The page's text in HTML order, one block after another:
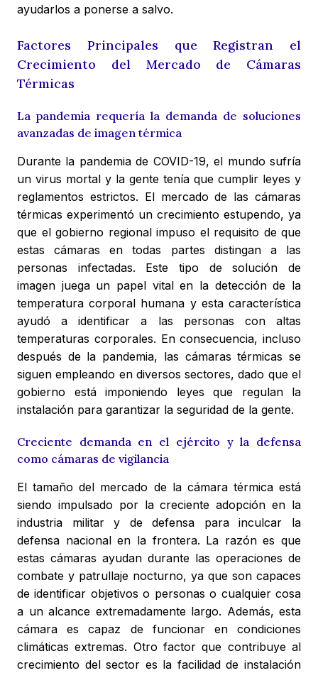
ayudarlos a ponerse a salvo.
Factores Principales que Registran el
Crecimiento del Mercado de Cámaras
Térmicas
La pandemia requería la demanda de soluciones
avanzadas de imagen térmica
Durante la pandemia de COVID-19, el mundo sufría
un virus mortal y la gente tenía que cumplir leyes y
reglamentos estrictos. El mercado de las cámaras
térmicas experimentó un crecimiento estupendo, ya
que el gobierno regional impuso el requisito de que
estas cámaras en todas partes distingan a las
personas infectadas. Este tipo de solución de
imagen juega un papel vital en la detección de la
temperatura corporal humana y esta característica
ayudó a identificar a las personas con altas
temperaturas corporales. En consecuencia, incluso
después de la pandemia, las cámaras térmicas se
siguen empleando en diversos sectores, dado que el
gobierno está imponiendo leyes que regulan la
instalación para garantizar la seguridad de la gente.
Creciente demanda en el ejército y la defensa
como cámaras de vigilancia
El tamaño del mercado de la cámara térmica está
siendo impulsado por la creciente adopción en la
industria militar y de defensa para inculcar la
defensa nacional en la frontera. La razón es que
estas cámaras ayudan durante las operaciones de
combate y patrullaje nocturno, ya que son capaces
de identificar objetivos o personas o cualquier cosa
a un alcance extremadamente largo. Además, esta
cámara es capaz de funcionar en condiciones
climáticas extremas. Otro factor que contribuye al
crecimiento del sector es la facilidad de instalación